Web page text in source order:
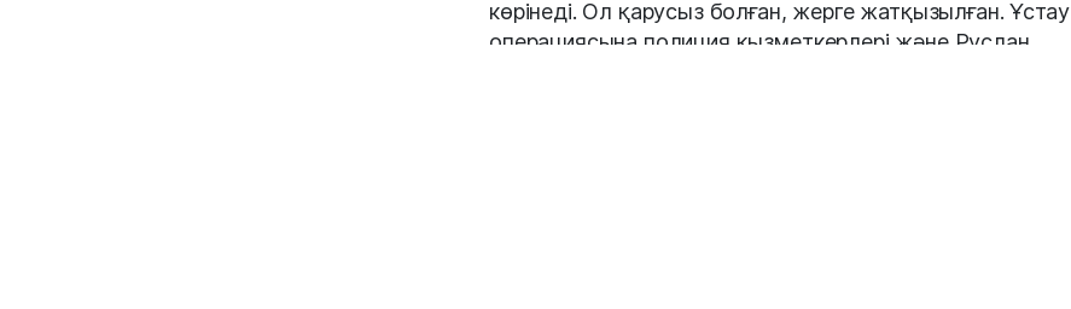
көрінеді. Ол қарусыз болған, жерге жатқызылған. Ұстау
операциясына полиция қызметкерлері және Руслан